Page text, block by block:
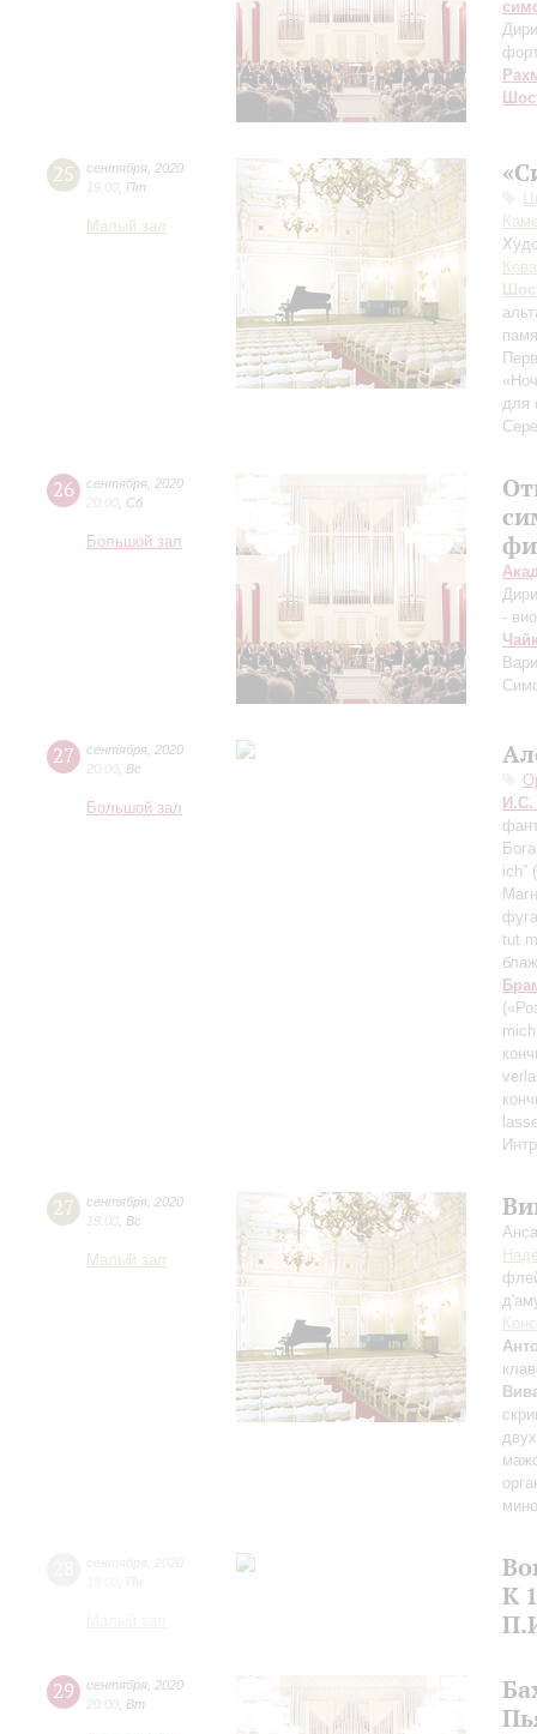
25 сентября 2020
19:00 Пт
Малый зал
для
26 сентября 2020
20:00 Сб
Большой зал
-
27 сентября 2020
20:00 Вс
Большой зал
И.С.
ich”
tut
27 сентября 2020
19:00 Вс
Малый зал
К
29 сентября 2020
20:00 Вт